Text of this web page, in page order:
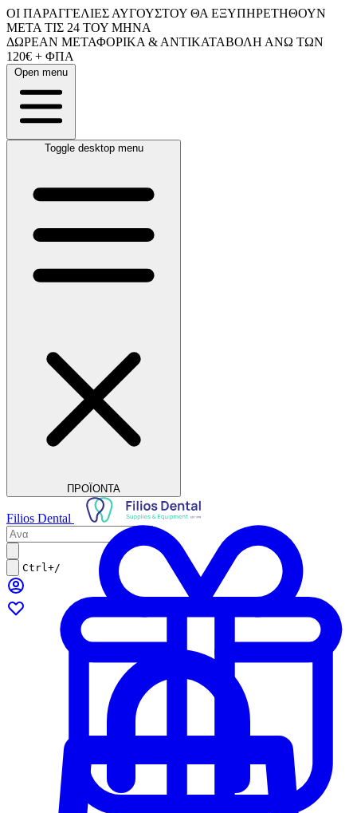
ΟΙ ΠΑΡΑΓΓΕΛΙΕΣ ΑΥΓΟΥΣΤΟΥ ΘΑ ΕΞΥΠΗΡΕΤΗΘΟΥΝ
ΜΕΤΑ ΤΙΣ 24 ΤΟΥ ΜΗΝΑ
ΔΩΡΕΑΝ ΜΕΤΑΦΟΡΙΚΑ & ΑΝΤΙΚΑΤΑΒΟΛΗ ΑΝΩ ΤΩΝ
120€ + ΦΠΑ
Open menu
Toggle desktop menu
ΠΡΟΪΟΝΤΑ
Filios Dental
Ctrl+/